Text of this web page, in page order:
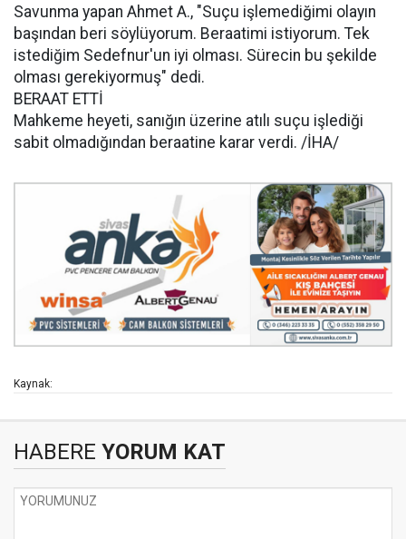
Savunma yapan Ahmet A., "Suçu işlemediğimi olayın
başından beri söylüyorum. Beraatimi istiyorum. Tek
istediğim Sedefnur'un iyi olması. Sürecin bu şekilde
olması gerekiyormuş" dedi.
BERAAT ETTİ
Mahkeme heyeti, sanığın üzerine atılı suçu işlediği
sabit olmadığından beraatine karar verdi. /İHA/
Kaynak:
HABERE YORUM KAT